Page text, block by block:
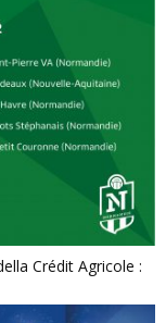
Crédit Agricole :